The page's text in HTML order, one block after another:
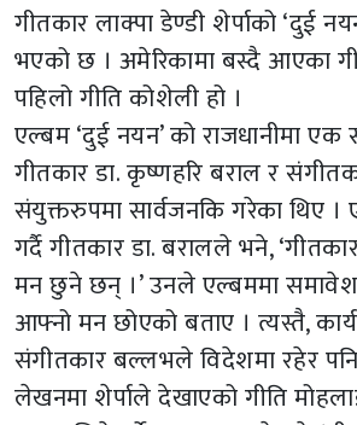
गीतकार लाक्पा डेण्डी शेर्पाको ‘दुई
भएको छ । अमेरिकामा बस्दै आएका
पहिलो गीति कोशेली हो ।
एल्बम ‘दुई नयन’ को राजधानीमा एक
गीतकार डा. कृष्णहरि बराल र
संयुक्तरुपमा सार्वजनकि गरेका थिए ।
गर्दै गीतकार डा. बरालले भने,
मन छुने छन् ।’ उनले एल्बममा समावेश
आफ्नो मन छोएको बताए । त्यस्तै,
संगीतकार बल्लभले विदेशमा रहेर पनि
लेखनमा शेर्पाले देखाएको गीति